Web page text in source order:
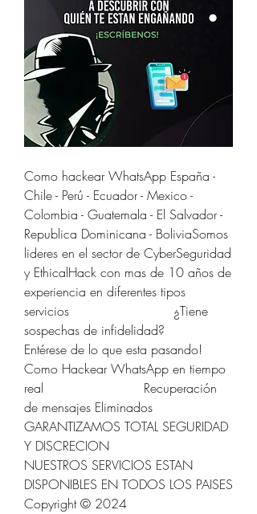
Como hackear WhatsApp España -
Chile - Perú - Ecuador - Mexico -
Colombia - Guatemala - El Salvador -
Republica Dominicana - BoliviaSomos
lideres en el sector de CyberSeguridad
y EthicalHack con mas de 10 años de
experiencia en diferentes tipos
servicios                          ¿Tiene
sospechas de infidelidad?
Entérese de lo que esta pasando!
Como Hackear WhatsApp en tiempo
real                         Recuperación
de mensajes Eliminados
GARANTIZAMOS TOTAL SEGURIDAD
Y DISCRECION
NUESTROS SERVICIOS ESTAN
DISPONIBLES EN TODOS LOS PAISES
Copyright © 2024